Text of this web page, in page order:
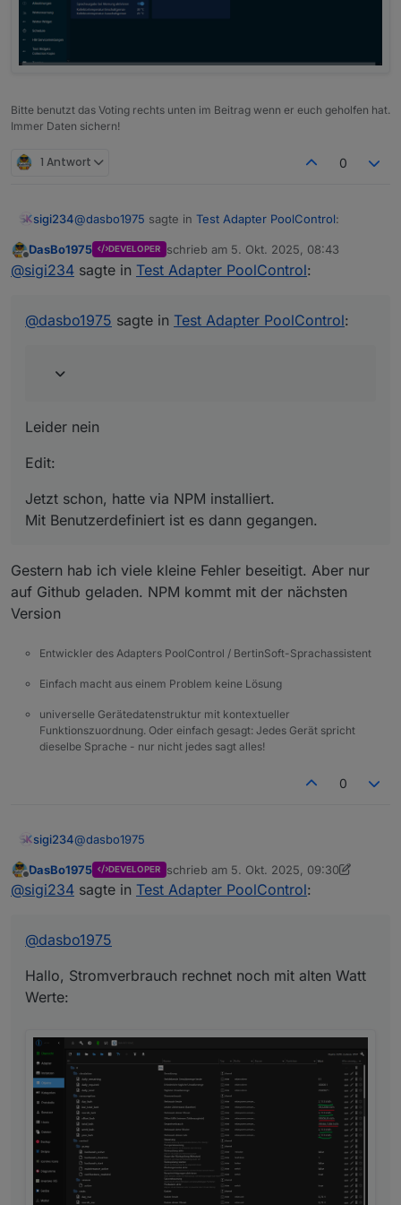
Zeitsteuerung mit bis zu 3 konfigurierbaren
Verbrauchs- und Kostenanalyse über
0.0.5 – Sprachausgabe über Alexa und
Bitte benutzt das Voting rechts unten im Beitrag wenn er euch geholfen hat.
Immer Daten sichern!
1 Antwort 0
sigi234@dasbo1975 sagte in Test Adapter PoolControl:
Nun aber. Jedenfalls bei mir
Leider nein
Offline
DasBo1975 DEVELOPER schrieb am 5. Okt. 2025, 08:43
zuletzt editiert von
@sigi234 sagte in Test Adapter PoolControl:
@dasbo1975 sagte in Test Adapter PoolControl:
Leider nein
Edit:
Jetzt schon, hatte via NPM installiert.
Mit Benutzerdefiniert ist es dann gegangen.
Gestern hab ich viele kleine Fehler beseitigt. Aber nur
auf Github geladen. NPM kommt mit der nächsten
Version
Entwickler des Adapters PoolControl / BertinSoft-Sprachassistent
Einfach macht aus einem Problem keine Lösung
universelle Gerätedatenstruktur mit kontextueller
Funktionszuordnung. Oder einfach gesagt: Jedes Gerät spricht
dieselbe Sprache - nur nicht jedes sagt alles!
0
sigi234@dasbo1975
Hallo, Stromverbrauch rechnet noch mit alten Watt
Werte:
Kann ich die irgendwie zurücksetzen?
Offline
DasBo1975 DEVELOPER schrieb am 5. Okt. 2025, 09:30
zuletzt editiert von DasBo197510. Mai
@sigi234 sagte in Test Adapter PoolControl:
@dasbo1975
Hallo, Stromverbrauch rechnet noch mit alten Watt
Werte: